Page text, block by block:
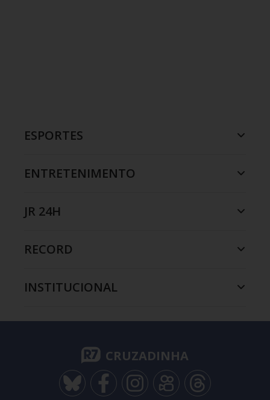
ESPORTES
ENTRETENIMENTO
JR 24H
RECORD
INSTITUCIONAL
CRUZADINHA